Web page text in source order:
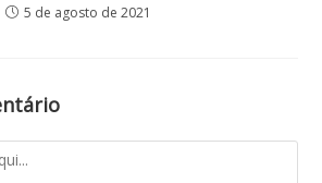
5 de agosto de 2021